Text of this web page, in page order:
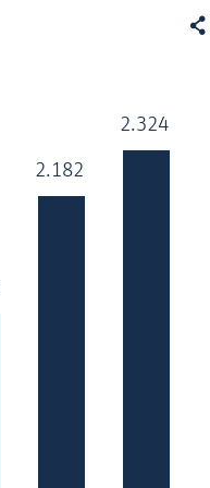

2.182
2.182
2.324
2.324